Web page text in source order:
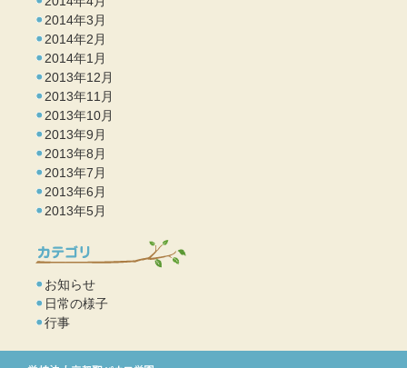
2014年3月
2014年2月
2014年1月
2013年12月
2013年11月
2013年10月
2013年9月
2013年8月
2013年7月
2013年6月
2013年5月
お知らせ
日常の様子
行事